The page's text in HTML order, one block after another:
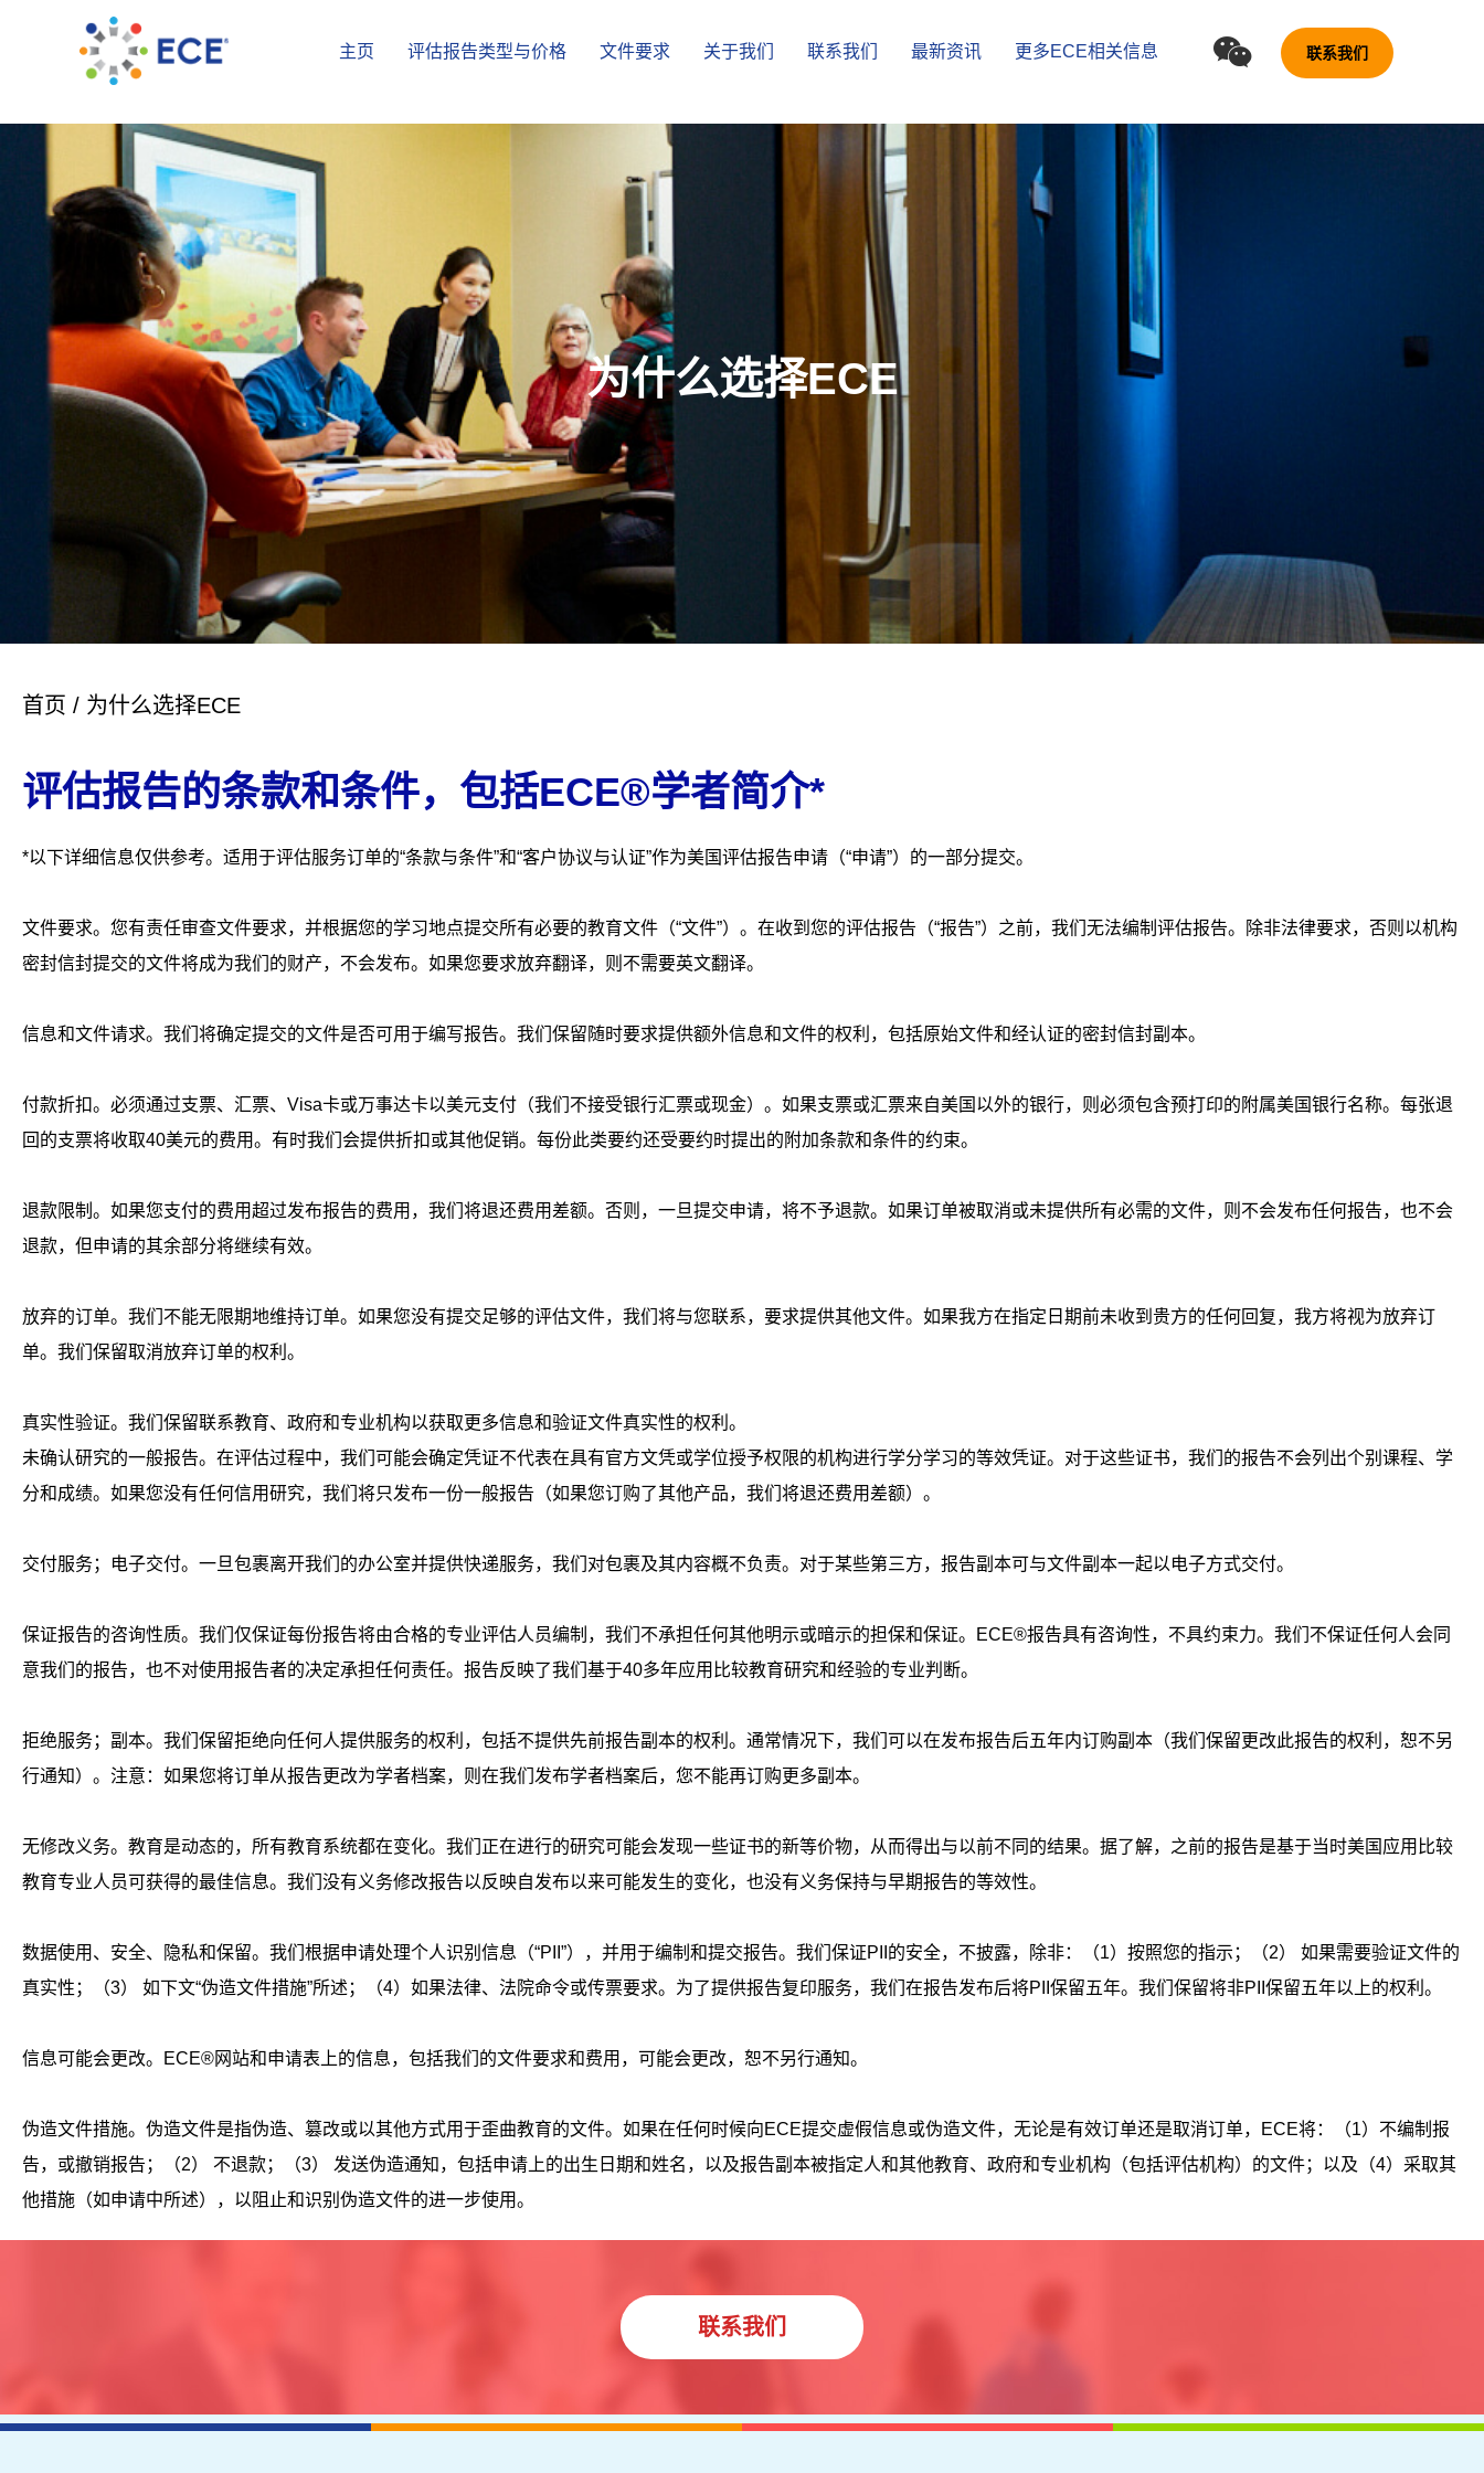
主页 评估报告类型与价格 文件要求 关于我们 联系我们 最新资讯 更多ECE相关信息 联系我们
为什么选择ECE
首页 / 为什么选择ECE
评估报告的条款和条件，包括ECE®学者简介*
*以下详细信息仅供参考。适用于评估服务订单的“条款与条件”和“客户协议与认证”作为美国评估报告申请（“申请”）的一部分提交。
文件要求。您有责任审查文件要求，并根据您的学习地点提交所有必要的教育文件（“文件”）。在收到您的评估报告（“报告”）之前，我们无法编制评估报告。除非法律要求，否则以机构
密封信封提交的文件将成为我们的财产，不会发布。如果您要求放弃翻译，则不需要英文翻译。
信息和文件请求。我们将确定提交的文件是否可用于编写报告。我们保留随时要求提供额外信息和文件的权利，包括原始文件和经认证的密封信封副本。
付款折扣。必须通过支票、汇票、 Visa卡或万事达卡以美元支付（我们不接受银行汇票或现金）。如果支票或汇票来自美国以外的银行，则必须包含预打印的附属美国银行名称。每张退
回的支票将收取40美元的费用。有时我们会提供折扣或其他促销。每份此类要约还受要约时提出的附加条款和条件的约束。
退款限制。如果您支付的费用超过发布报告的费用，我们将退还费用差额。否则，一旦提交申请，将不予退款。如果订单被取消或未提供所有必需的文件，则不会发布任何报告，也不会
退款，但申请的其余部分将继续有效。
放弃的订单。我们不能无限期地维持订单。如果您没有提交足够的评估文件，我们将与您联系，要求提供其他文件。如果我方在指定日期前未收到贵方的任何回复，我方将视为放弃订
单。我们保留取消放弃订单的权利。
真实性验证。我们保留联系教育、政府和专业机构以获取更多信息和验证文件真实性的权利。
未确认研究的一般报告。在评估过程中，我们可能会确定凭证不代表在具有官方文凭或学位授予权限的机构进行学分学习的等效凭证。对于这些证书，我们的报告不会列出个别课程、学
分和成绩。如果您没有任何信用研究，我们将只发布一份一般报告（如果您订购了其他产品，我们将退还费用差额）。
交付服务；电子交付。一旦包裹离开我们的办公室并提供快递服务，我们对包裹及其内容概不负责。对于某些第三方，报告副本可与文件副本一起以电子方式交付。
保证报告的咨询性质。我们仅保证每份报告将由合格的专业评估人员编制，我们不承担任何其他明示或暗示的担保和保证。 ECE®报告具有咨询性，不具约束力。我们不保证任何人会同
意我们的报告，也不对使用报告者的决定承担任何责任。报告反映了我们基于40多年应用比较教育研究和经验的专业判断。
拒绝服务；副本。我们保留拒绝向任何人提供服务的权利，包括不提供先前报告副本的权利。通常情况下，我们可以在发布报告后五年内订购副本（我们保留更改此报告的权利，恕不另
行通知）。注意：如果您将订单从报告更改为学者档案，则在我们发布学者档案后，您不能再订购更多副本。
无修改义务。教育是动态的，所有教育系统都在变化。我们正在进行的研究可能会发现一些证书的新等价物，从而得出与以前不同的结果。据了解，之前的报告是基于当时美国应用比较
教育专业人员可获得的最佳信息。我们没有义务修改报告以反映自发布以来可能发生的变化，也没有义务保持与早期报告的等效性。
数据使用、安全、隐私和保留。我们根据申请处理个人识别信息（“PII”），并用于编制和提交报告。我们保证PII 的安全，不披露，除非：（1）按照您的指示；（2） 如果需要验证文件的
真实性；（3） 如下文“伪造文件措施”所述；（4）如果法律、法院命令或传票要求。为了提供报告复印服务，我们在报告发布后将PII 保留五年。我们保留将非PII 保留五年以上的权利。
信息可能会更改。 ECE®网站和申请表上的信息，包括我们的文件要求和费用，可能会更改，恕不另行通知。
伪造文件措施。伪造文件是指伪造、篡改或以其他方式用于歪曲教育的文件。如果在任何时候向ECE提交虚假信息或伪造文件，无论是有效订单还是取消订单， ECE将：（1）不编制报
告，或撤销报告；（2） 不退款；（3） 发送伪造通知，包括申请上的出生日期和姓名，以及报告副本被指定人和其他教育、政府和专业机构（包括评估机构）的文件；以及（4）采取其
他措施（如申请中所述），以阻止和识别伪造文件的进一步使用。
联系我们